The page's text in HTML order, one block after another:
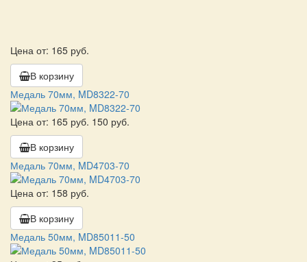
Цена от: 165 руб.
В корзину
Медаль 70мм, MD8322-70
Цена от: 165 руб. 150 руб.
В корзину
Медаль 70мм, MD4703-70
Цена от: 158 руб.
В корзину
Медаль 50мм, MD85011-50